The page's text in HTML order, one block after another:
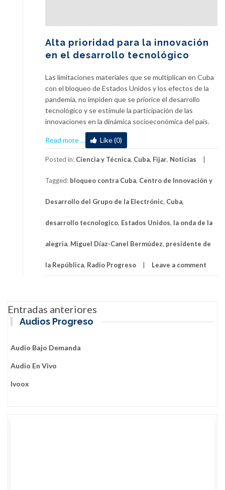
Alta prioridad para la innovación
en el desarrollo tecnológico
Las limitaciones materiales que se multiplican en Cuba
con el bloqueo de Estados Unidos y los efectos de la
pandemia, no impiden que se priorice el desarrollo
tecnológico y se estimule la participación de las
innovaciones en la dinámica socioeconómica del país.
Read more
about
Alta
prioridad
la
en
desarrollo
… Like (0)
Posted in: Ciencia y Técnica, Cuba, Fijar, Noticias
Tagged: bloqueo contra Cuba, Centro de Innovación y
Desarrollo del Grupo de la Electrónic, Cuba,
desarrollo tecnologico, Estados Unidos, la onda de la
alegria, Miguel Díaz-Canel Bermúdez, presidente de
la República, Radio Progreso Leave a comment
Navegación
de
entradas
Entradas anteriores
Audios Progreso
Audio Bajo Demanda
Audio En Vivo
Ivoox